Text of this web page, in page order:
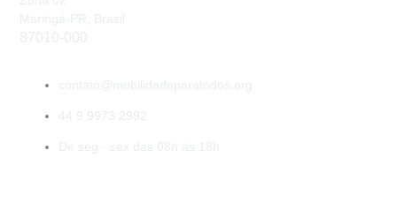
Maringá-PR, Brasil
87010-000
contato@mobilidadeparatodos.org
44 9 9973 2992
De seg - sex das 08h às 18h